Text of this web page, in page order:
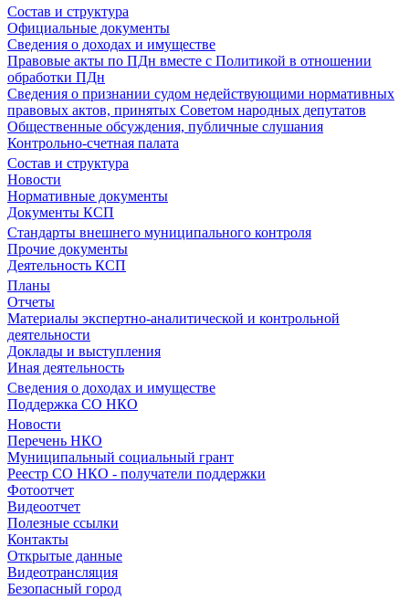
Состав и структура
Официальные документы
Сведения о доходах и имуществе
Правовые акты по ПДн вместе с Политикой в отношении
обработки ПДн
Сведения о признании судом недействующими нормативных
правовых актов, принятых Советом народных депутатов
Общественные обсуждения, публичные слушания
Контрольно-счетная палата
Состав и структура
Новости
Нормативные документы
Документы КСП
Стандарты внешнего муниципального контроля
Прочие документы
Деятельность КСП
Планы
Отчеты
Материалы экспертно-аналитической и контрольной
деятельности
Доклады и выступления
Иная деятельность
Сведения о доходах и имуществе
Поддержка СО НКО
Новости
Перечень НКО
Муниципальный социальный грант
Реестр СО НКО - получатели поддержки
Фотоотчет
Видеоотчет
Полезные ссылки
Контакты
Открытые данные
Видеотрансляция
Безопасный город